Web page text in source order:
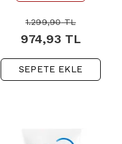
1.299,90TL
974,93 TL
SEPETE EKLE